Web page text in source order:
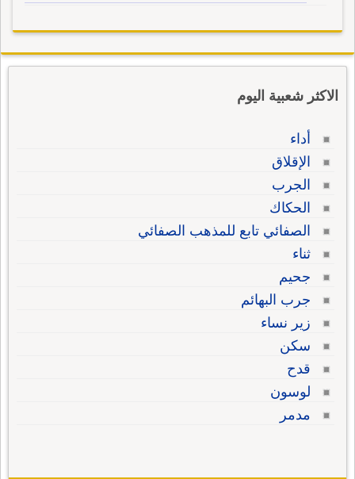
الاكثر شعبية اليوم
أداء
الإقلاق
الجرب
الحكاك
الصفائي تابع للمذهب الصفائي
ثناء
جحيم
جرب البهائم
زير نساء
سكن
قدح
لوسون
مدمر